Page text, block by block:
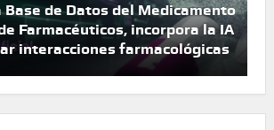
Base de Datos del Medicamento
Farmacéuticos, incorpora la IA
interacciones farmacológicas